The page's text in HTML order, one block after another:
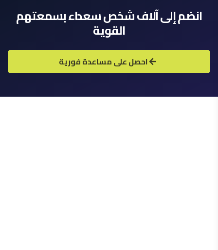
مراقبة لمدة 90 يوماً:
دعم مدى الحياة:
انضم إلى آلاف شخص سعداء بسمعتهم
القوية
احصل على مساعدة فورية